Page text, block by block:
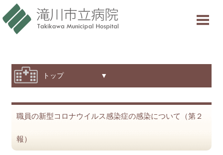
当院について
診療科・部門紹介
採用情報
交通アクセス
トップ ▼
職員の新型コロナウイルス感染症の感染について（第２
報）